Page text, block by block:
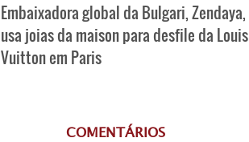
Embaixadora global da Bulgari, Zendaya,
usa joias da maison para desfile da Louis
Vuitton em Paris
COMENTÁRIOS